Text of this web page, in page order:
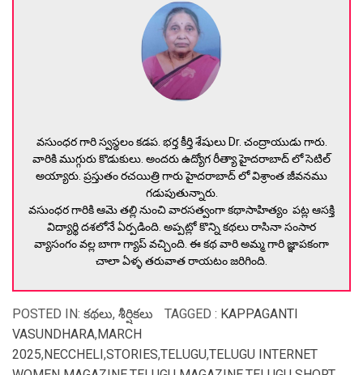
వసుంధర గారి స్వస్థలం కడప. భర్త కీర్తి శేషులు Dr. చంద్రాయుడు గారు.
వారికి ముగ్గురు కొడుకులు. అందరు ఉద్యోగ రీత్యా హైదరాబాద్ లో సెటిల్
అయ్యారు. ప్రస్తుతం రచయిత్రి గారు హైదరాబాద్ లో విశ్రాంత జీవనము
గడుపుతున్నారు.
వసుంధర గారికి ఆమె తల్లి నుంచి వారసత్వంగా కథాసాహిత్యం పట్ల ఆసక్తి
విద్యార్థి దశలోనే ఏర్పడింది. అప్పట్లో కొన్ని కథలు రాసినా సంసార
వ్యాసంగం వల్ల బాగా గ్యాప్ వచ్చింది. ఈ కథ వారి అమ్మ గారి జ్ఞాపకంగా
చాలా ఏళ్ళ తరువాత రాయటం జరిగింది.
POSTED IN: కథలు, శీర్షికలు TAGGED : KAPPAGANTI
VASUNDHARA,MARCH
2025,NECCHELI,STORIES,TELUGU,TELUGU INTERNET